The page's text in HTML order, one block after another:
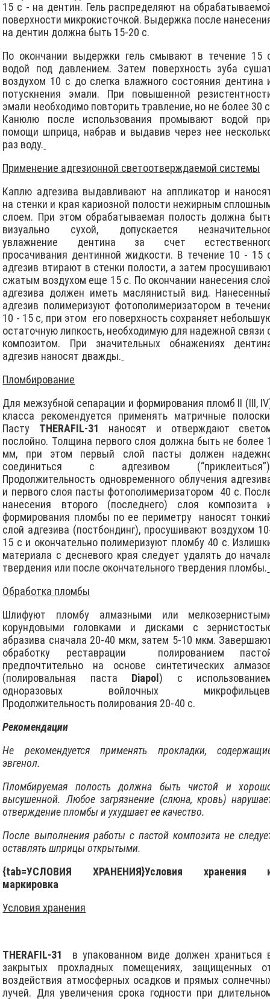
15 с - на дентин. Гель pаспpеделяют на
поверхности микрокисточкой. Выдержка после
на дентин должна быть 15-20 с.
По окончании выдержки гель смывают в течение 15
водой под давлением. Затем поверхность зуба
воздухом 10 с до слегка влажного состояния дентина
потускнения эмали. При повышенной
эмали необходимо повторить травление, но не более 30
Канюлю после использования промывают водой
помощи шприца, набрав и выдавив через нее
раз воду.
Применение адгезионной светоотверждаемой системы
Каплю адгезива выдавливают на аппликатор и
на стенки и края кариозной полости нежирным
слоем. При этом обрабатываемая полость должна
визуально сухой, допускается
увлажнение дентина за счет
просачивания дентинной жидкости. В течение 10 - 15
адгезив втирают в стенки полости, а затем
сжатым воздухом еще 15 с. По окончании нанесения
адгезива должен иметь маслянистый вид.
адгезив полимеризуют фотополимеризатором в
10 - 15 с, при этом его поверхность сохраняет
остаточную липкость, необходимую для надежной связи
композитом. При значительных обнажениях
адгезив наносят дважды.
Пломбирование
Для межзубной сепарации и формирования пломб II (III,
класса рекомендуется применять матричные
Пасту THERAFIL-31
наносят и отвеpждают
послойно. Толщина первого слоя должна быть не более
мм, при этом первый слой пасты должен
соединиться с адгезивом
Продолжительность одновременного облучения
и первого слоя пасты фотополимеpизатоpом 40 с.
нанесения второго (последнего) слоя композита
формирования пломбы по ее периметру наносят
слой адгезива (постбондинг), просушивают воздухом
15 с и окончательно полимеризуют пломбу 40 с.
материала с десневого края следует удалять до
твердения или после окончательного твердения пломбы.
Обработка пломбы
Шлифуют пломбу алмазными или
корундовыми головками и дисками с
абразива сначала 20-40 мкм, затем 5-10 мкм.
обработку реставрации полированием
предпочтительно на основе синтетических
(полировальная паста Diapol) с
одноразовых войлочных
Продолжительность полирования 20-40 с.
Рекомендации
Не рекомендуется применять прокладки,
эвгенол.
Пломбируемая полость должна быть чистой и
высушенной. Любое загрязнение (слюна, кровь)
отверждение пломбы и ухудшает ее качество.
После выполнения работы с пастой композита не
оставлять шприцы открытыми.
{tab=УСЛОВИЯ ХРАНЕНИЯ}Условия хранения
маркировка
Условия хранения
THERAFIL-31
в упакованном виде должен храниться
закрытых прохладных помещениях, защищенных
воздействия атмосферных осадков и прямых
лучей. Для увеличения срока годности при